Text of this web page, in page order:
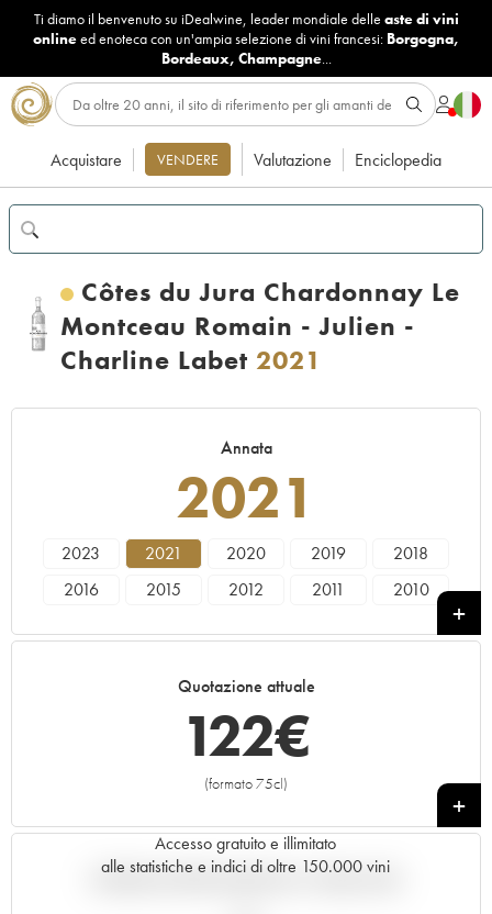
Ti diamo il benvenuto su iDealwine, leader mondiale delle aste di vini
onlineed enoteca con un'ampia selezione di vini francesi: Borgogna,
Bordeaux, Champagne...
Acquistare VENDERE Valutazione Enciclopedia
Côtes du Jura Chardonnay Le
Montceau Romain - Julien -
Charline Labet 2021
Annata
2021
2023 2021 2020 2019
2018
2016
2015 2012 2011
2010
Quotazione attuale
122€
(formato 75cl)
+
Accesso gratuito e illimitato
alle statistiche e indici di oltre 150.000 vini
Andamento della quotazione in tempo reale